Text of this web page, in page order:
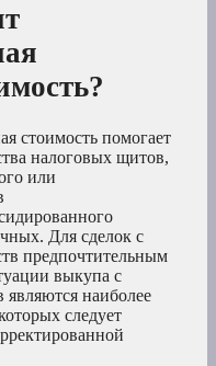
стоимость помогает
налоговых щитов,
или
Для сделок с
предпочтительным
выкупа с
являются наиболее
следует